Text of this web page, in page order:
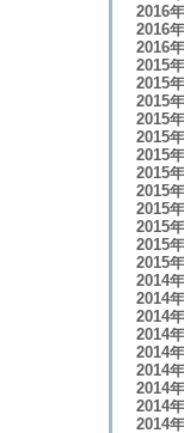
2016
2016
2016
2015
2015
2015
2015
2015
2015
2015
2015
2015
2015
2015
2015
2014
2014
2014
2014
2014
2014
2014
2014
2014